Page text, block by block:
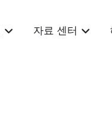
자료 센터